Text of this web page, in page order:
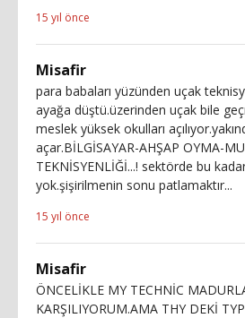
15 yıl önce
Misafir
para babaları yüzünden uçak
ayağa düştü.üzerinden uçak bile
meslek yüksek okulları
açar.BİLGİSAYAR-AHŞAP OYMA-
TEKNİSYENLİĞİ...! sektörde bu
yok.şişirilmenin sonu patlamaktır...
15 yıl önce
Misafir
ÖNCELİKLE MY TECHNİC
KARŞILIYORUM.AMA THY DEKİ